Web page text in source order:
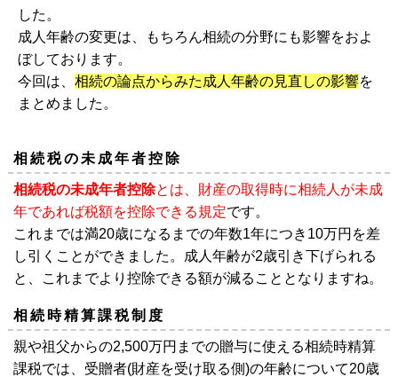
した。
成人年齢の変更は、もちろん相続の分野にも影響をおよ
ぼしております。
今回は、 相続の論点からみた成人年齢の見直しの影響を
まとめました。
相続税の未成年者控除
相続税の未成年者控除とは、財産の取得時に相続人が未成
年であれば税額を控除できる規定です。
これまでは満20歳になるまでの年数1年につき10万円を差
し引くことができました。成人年齢が2歳引き下げられる
と、これまでより控除できる額が減ることとなりますね。
相続時精算課税制度
親や祖父からの2,500万円までの贈与に使える相続時精算
課税では、受贈者(財産を受け取る側)の年齢について20歳